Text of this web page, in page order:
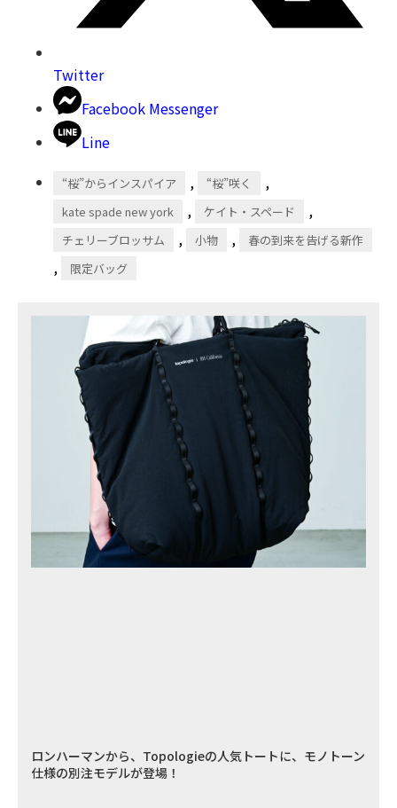
Twitter
Facebook Messenger
Line
“桜”からインスパイア , “桜”咲く ,
kate spade new york , ケイト・スペード ,
チェリーブロッサム , 小物 , 春の到来を告げる新作
, 限定バッグ
ロンハーマンから、Topologieの人気トートに、モノトーン
仕様の別注モデルが登場！